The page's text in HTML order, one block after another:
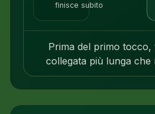
finisce subito
Prima del primo tocco,
collegata più lunga che